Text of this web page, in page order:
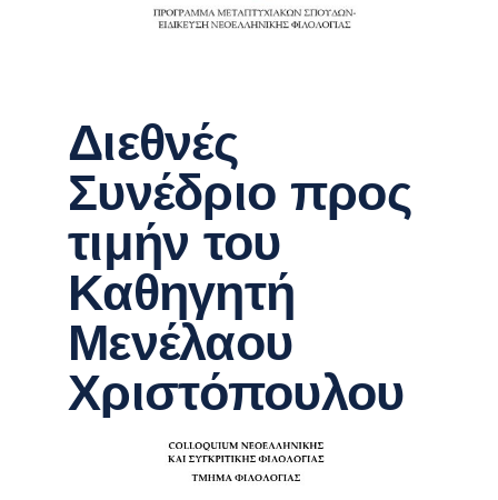
Διεθνές
Συνέδριο προς
τιμήν του
Καθηγητή
Μενέλαου
Χριστόπουλου